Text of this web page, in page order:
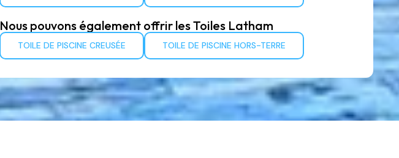
Nous pouvons également offrir les Toiles Latham
TOILE DE PISCINE CREUSÉE TOILE DE PISCINE HORS-TERRE